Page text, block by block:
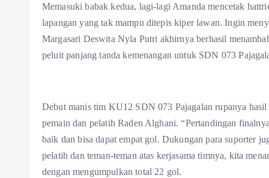
Memasuki babak kedua, lagi-lagi Amanda mencetak
lapangan yang tak mampu ditepis kiper lawan. Ingin
Margasari Deswita Nyla Putri akhirnya berhasil
peluit panjang tanda kemenangan untuk SDN 073
Debut manis tim KU12 SDN 073 Pajagalan rupanya
pemain dan pelatih Raden Alghani. “Pertandingan
baik dan bisa dapat empat gol. Dukungan para suporter
pelatih dan teman-teman atas kerjasama timnya, kita
dengan mengumpulkan total 22 gol.